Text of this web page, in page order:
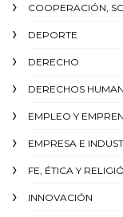
COOPERACIÓN,
DEPORTE
DERECHO
DERECHOS
EMPLEO Y
EMPRESA E
FE, ÉTICA Y
INNOVACIÓN